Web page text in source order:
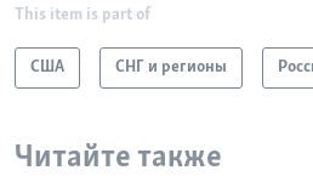
This item is part of
США СНГ и регионы
Читайте также